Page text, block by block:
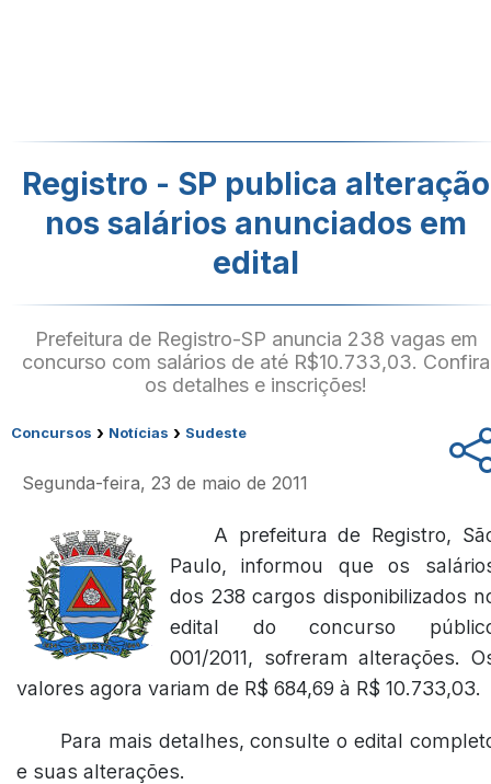
Registro - SP publica alteração
nos salários anunciados em
edital
Prefeitura de Registro-SP anuncia 238 vagas em
concurso com salários de até R$10.733,03. Confira
os detalhes e inscrições!
Concursos › Notícias › Sudeste
Segunda-feira, 23 de maio de 2011
A prefeitura de Registro,
Paulo, informou que os
dos 238 cargos disponibilizados
edital do concurso
001/2011, sofreram alterações.
valores agora variam de R$ 684,69 à R$ 10.733,03.
Para mais detalhes, consulte o edital
e suas alterações.